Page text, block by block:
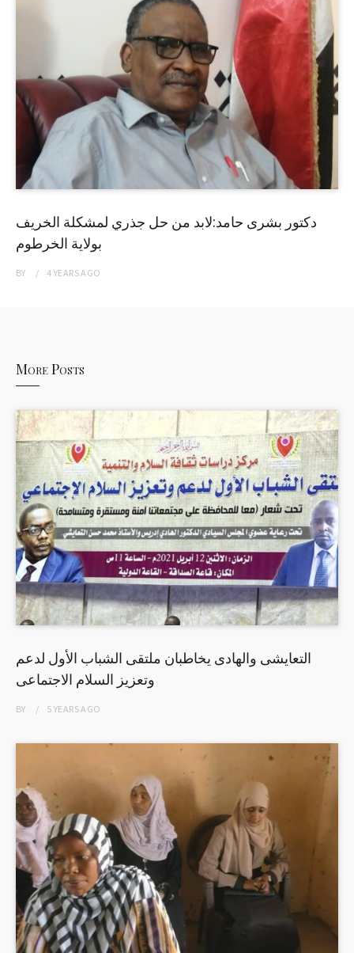
دكتور بشرى حامد:لابد من حل جذري لمشكلة الخريف
بولاية الخرطوم
BY 4 YEARSAGO
More Posts
التعايشى والهادى يخاطبان ملتقى الشباب الأول لدعم
وتعزيز السلام الاجتماعى
BY 5 YEARSAGO